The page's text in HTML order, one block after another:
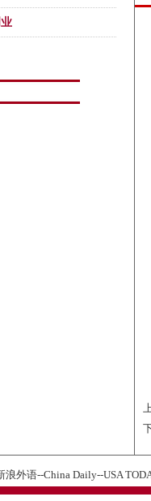
浪外语--China Daily--USA